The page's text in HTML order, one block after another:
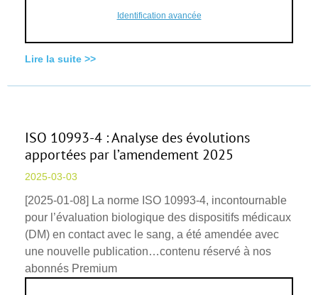
Identification avancée
Lire la suite >>
ISO 10993-4 : Analyse des évolutions
apportées par l’amendement 2025
2025-03-03
[2025-01-08] La norme ISO 10993-4, incontournable
pour l’évaluation biologique des dispositifs médicaux
(DM) en contact avec le sang, a été amendée avec
une nouvelle publication…contenu réservé à nos
abonnés Premium